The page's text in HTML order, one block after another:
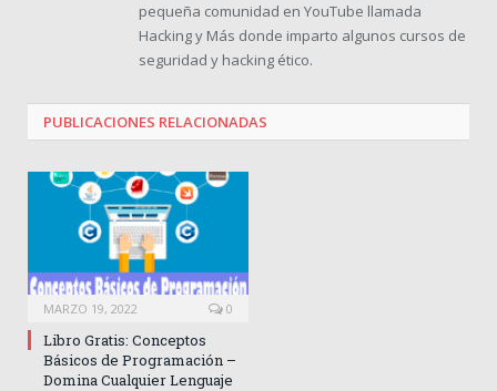
pequeña comunidad en YouTube llamada
Hacking y Más donde imparto algunos cursos de
seguridad y hacking ético.
PUBLICACIONES RELACIONADAS
MARZO 19, 2022 0
Libro Gratis: Conceptos
Básicos de Programación –
Domina Cualquier Lenguaje